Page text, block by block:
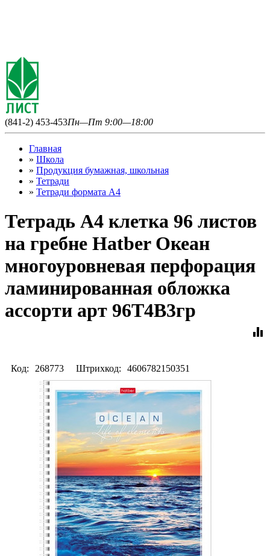
(841-2) 453-453Пн—Пт 9:00—18:00
Главная
» Школа
» Продукция бумажная, школьная
» Тетради
» Тетради формата А4
Тетрадь А4 клетка 96 листов
на гребне Hatber Океан
многоуровневая перфорация
ламинированная обложка
ассорти арт 96Т4B3гр
equalizer
Код: 268773 Штрихкод: 4606782150351